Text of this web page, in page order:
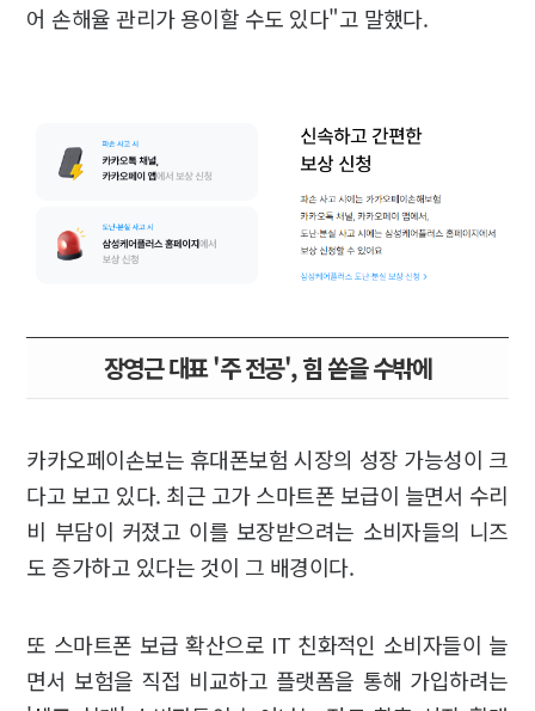
어 손해율 관리가 용이할 수도 있다"고 말했다.
장영근 대표 '주 전공', 힘 쏟을 수밖에
카카오페이손보는 휴대폰보험 시장의 성장 가능성이 크
다고 보고 있다. 최근 고가 스마트폰 보급이 늘면서 수리
비 부담이 커졌고 이를 보장받으려는 소비자들의 니즈
도 증가하고 있다는 것이 그 배경이다.
또 스마트폰 보급 확산으로 IT 친화적인 소비자들이 늘
면서 보험을 직접 비교하고 플랫폼을 통해 가입하려는